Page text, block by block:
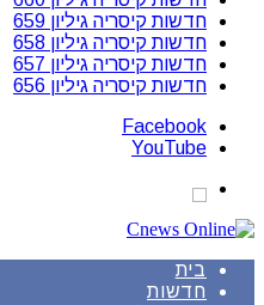
חדשות קיסריה גיליון 659
חדשות קיסריה גיליון 658
חדשות קיסריה גיליון 657
חדשות קיסריה גיליון 656
Facebook
YouTube
בית
חדשות